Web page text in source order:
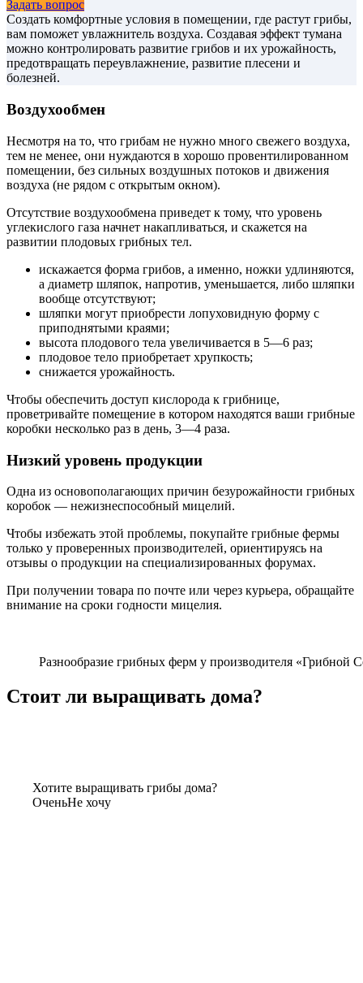
Задать вопрос
Создать комфортные условия в помещении, где растут грибы,
вам поможет увлажнитель воздуха. Создавая эффект тумана
можно контролировать развитие грибов и их урожайность,
предотвращать переувлажнение, развитие плесени и
болезней.
Воздухообмен
Несмотря на то, что грибам не нужно много свежего воздуха,
тем не менее, они нуждаются в хорошо провентилированном
помещении, без сильных воздушных потоков и движения
воздуха (не рядом с открытым окном).
Отсутствие воздухообмена приведет к тому, что уровень
углекислого газа начнет накапливаться, и скажется на
развитии плодовых грибных тел.
искажается форма грибов, а именно, ножки удлиняются,
а диаметр шляпок, напротив, уменьшается, либо шляпки
вообще отсутствуют;
шляпки могут приобрести лопуховидную форму с
приподнятыми краями;
высота плодового тела увеличивается в 5—6 раз;
плодовое тело приобретает хрупкость;
снижается урожайность.
Чтобы обеспечить доступ кислорода к грибнице,
проветривайте помещение в котором находятся ваши грибные
коробки несколько раз в день, 3—4 раза.
Низкий уровень продукции
Одна из основополагающих причин безурожайности грибных
коробок — нежизнеспособный мицелий.
Чтобы избежать этой проблемы, покупайте грибные фермы
только у проверенных производителей, ориентируясь на
отзывы о продукции на специализированных форумах.
При получении товара по почте или через курьера, обращайте
внимание на сроки годности мицелия.
Разнообразие грибных ферм у производителя «Грибной
Стоит ли выращивать дома?
Хотите выращивать грибы дома?
ОченьНе хочу